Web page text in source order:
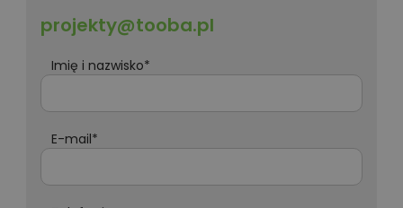
projekty@tooba.pl
Imię i nazwisko*
E-mail*